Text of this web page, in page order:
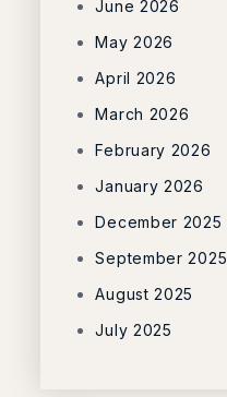
June 2026
May 2026
April 2026
March 2026
February 2026
January 2026
December 2025
September 2025
August 2025
July 2025